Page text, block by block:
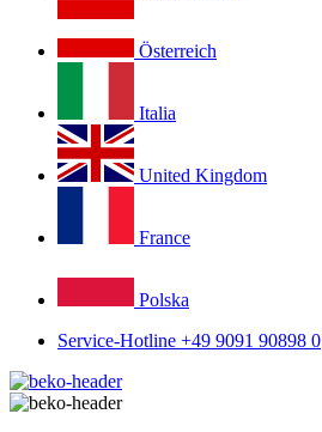
Österreich
Italia
United Kingdom
France
Polska
Service-Hotline +49 9091 90898 0